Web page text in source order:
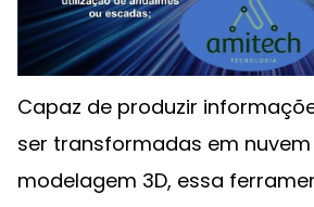
Capaz de produzir
ser transformadas em
modelagem 3D, essa